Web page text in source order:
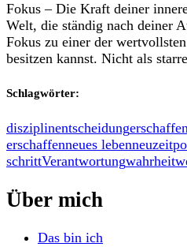
Fokus – Die Kraft deiner
Welt, die ständig nach deiner
Fokus zu einer der
besitzen kannst. Nicht als
Schlagwörter:
disziplinentscheidung
erschaffenneues lebenneuzeit
schrittVerantwortungwahrheit
Über mich
Das bin ich